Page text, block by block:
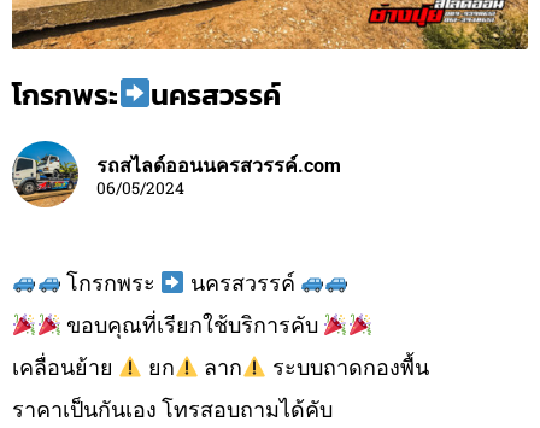
โกรกพระ นครสวรรค์
รถสไลด์ออนนครสวรรค์.com
06/05/2024
โกรกพระ
นครสวรรค์
ขอบคุณที่เรียกใช้บริการคับ
เคลื่อนย้าย
ยก ลาก
ระบบถาดกองพื้น
ราคาเป็นกันเอง โทรสอบถามได้คับ